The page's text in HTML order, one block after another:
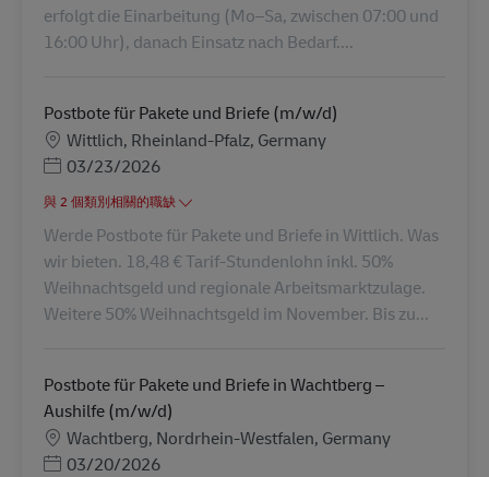
erfolgt die Einarbeitung (Mo–Sa, zwischen 07:00 und
16:00 Uhr), danach Einsatz nach Bedarf....
Postbote für Pakete und Briefe (m/w/d)
地點Wittlich, Rheinland-Pfalz, Germany
Posted Date
03/23/2026
與 2 個類別相關的職缺
Werde Postbote für Pakete und Briefe in Wittlich. Was
wir bieten. 18,48 € Tarif-Stundenlohn inkl. 50%
Weihnachtsgeld und regionale Arbeitsmarktzulage.
Weitere 50% Weihnachtsgeld im November. Bis zu...
Postbote für Pakete und Briefe in Wachtberg –
Aushilfe (m/w/d)
地點Wachtberg, Nordrhein-Westfalen, Germany
Posted Date
03/20/2026